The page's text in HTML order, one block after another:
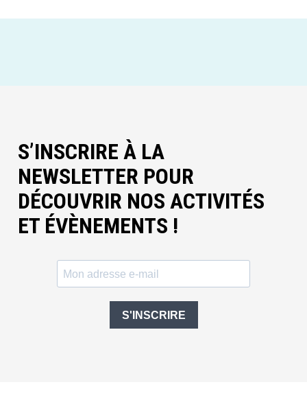
S’INSCRIRE À LA
NEWSLETTER POUR
DÉCOUVRIR NOS ACTIVITÉS
ET ÉVÈNEMENTS !
S'INSCRIRE